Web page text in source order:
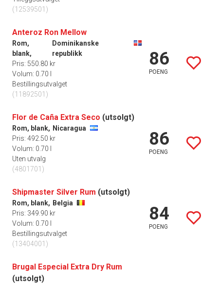
(12539501)
Anteroz Ron Mellow
Rom,
blank,
Dominikanske
republikk
Pris: 550.80 kr
Volum: 0.70 l
Bestillingsutvalget
(11892501)
86
POENG
Flor de Caña Extra Seco (utsolgt)
Rom, blank, Nicaragua
Pris: 492.50 kr
Volum: 0.70 l
Uten utvalg
(4801701)
86
POENG
Shipmaster Silver Rum (utsolgt)
Rom, blank, Belgia
Pris: 349.90 kr
Volum: 0.70 l
Bestillingsutvalget
(13404001)
84
POENG
Brugal Especial Extra Dry Rum
(utsolgt)